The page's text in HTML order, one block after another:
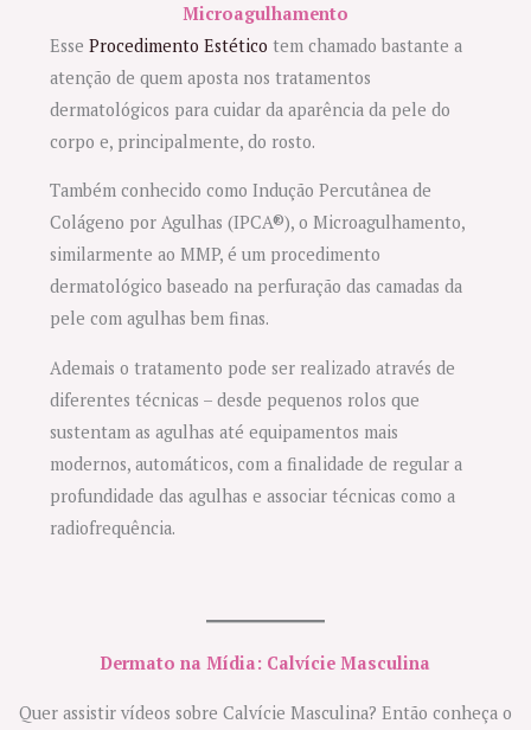
Microagulhamento
EsseProcedimento Estético tem chamado bastante a
atenção de quem aposta nos tratamentos
dermatológicos para cuidar da aparência da pele do
corpo e, principalmente, do rosto.
Também conhecido como Indução Percutânea de
Colágeno por Agulhas (IPCA®), o Microagulhamento,
similarmente ao MMP, é um procedimento
dermatológico baseado na perfuração das camadas da
pele com agulhas bem finas.
Ademais o tratamento pode ser realizado através de
diferentes técnicas – desde pequenos rolos que
sustentam as agulhas até equipamentos mais
modernos, automáticos, com a finalidade de regular a
profundidade das agulhas e associar técnicas como a
radiofrequência.
Dermato na Mídia: Calvície Masculina
Quer assistir vídeos sobre Calvície Masculina? Então conheça o